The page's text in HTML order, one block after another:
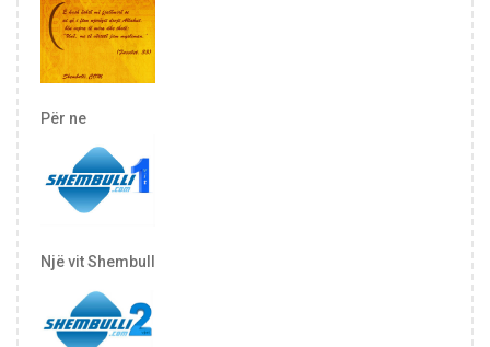
Për ne
Një vit Shembull